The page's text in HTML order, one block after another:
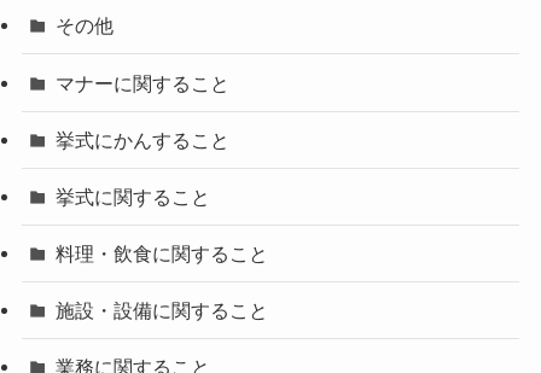
その他
マナーに関すること
挙式にかんすること
挙式に関すること
料理・飲食に関すること
施設・設備に関すること
業務に関すること